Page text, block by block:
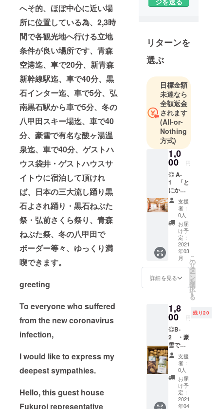
へそ的、ほぼ中心に近い場
所に位置している為、2,3時
間で各観光地へ行ける立地
条件が良い場所です、青森
空港迄、車で20分、新青森
新幹線駅迄、車で40分、黒
石インター迄、車で5分、弘
南黒石駅から車で5分、冬の
八甲田スキー場迄、車で40
分、豪雪で有名な酸ヶ湯温
泉迄、車で40分、ゲストハ
ウス袋井・ゲストハウスサ
イトウに宿泊して頂けれ
ば、日本の三大流し踊り黒
石よされ踊り・黒石ねぶた
祭・弘前さくら祭り、青森
ねぶた祭、冬の八甲田で
ボーダー等々、ゆっくり満
喫できます。
greeting
To everyone who suffered
from the new coronavirus
infection,
I would like to express my
deepest sympathies.
Hello, this guest house
Fukuroi representative
繋がりを大
思っていま
す。
又、沖揚平
フルーツの
様な本当に
美味しい野
菜の作付け
体験、野菜
の収穫体験
が出来る繋
がりを作っ
ていきたい
と思ってい
リターンを
選ぶ
目標金額
未達なら
全額返金
されます
(All-or-
Nothing
方式)
1,0
00 円
◎ A-
1 「と
にかく
応援し
た
い！」
と言っ
ていた
だける
方はこ
ちらを
ご選択
くださ
い。 支
援額
は、
円、
2,000
円、
3,000
円…と
ご自身
でお決
めいた
だけま
す。 支
援して
くだ
さった
支援
者：
0人
お届
け予
定：
2021
年03
月
詳細を見る
こ
の
リ
タ
ー
ン
を
選
択
す
る
1,8
00 円
残り20
◎B-
2 ・豪
雪で有
名な
酸ヶ湯
温泉 近
く、沖
揚平の
雪室
じゃが
いも
支援
者：
0人
お届
け予
定：
2021
年04